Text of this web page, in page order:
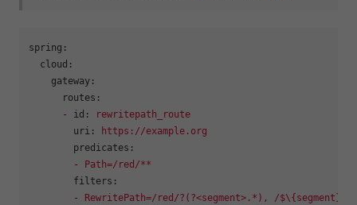
spring:
cloud:
gateway:
routes:
-
id:
rewritepath_route
uri:
https://example.org
predicates:
-
Path=/red/**
filters:
-
RewritePath=/red/?(?<segment>.*),
/$\{segment}